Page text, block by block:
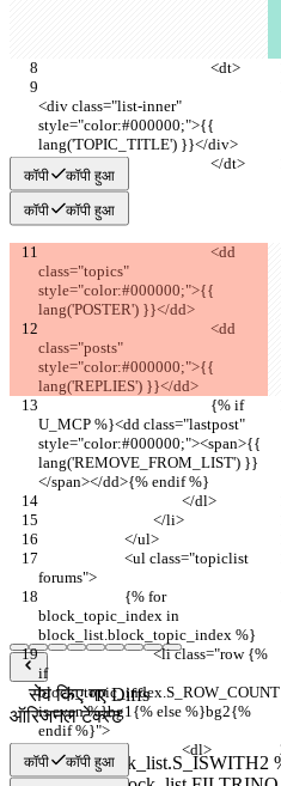
						<dt>
<div class="list-inner"
style="color:#000000;">{{
lang('TOPIC_TITLE') }}</div>
						</dt>
कॉपी कॉपी हुआ
कॉपी कॉपी हुआ
class="topics"
style="color:#000000;">{{
lang('POSTER') }}</dd>
class="posts"
style="color:#000000;">{{
lang('REPLIES') }}</dd>
U_MCP %}<dd class="lastpost"
style="color:#000000;"><span>{{
lang('REMOVE_FROM_LIST') }}
</span></dd>{% endif %}
					</dl>
				</li>
			</ul>
forums">
block_topic_index in
block_list.block_topic_index %}
				<li class="row {%
if
block_topic_index.S_ROW_COUNT
is even %}bg1{% else %}bg2{%
endif %}">
					<dl>
कॉपी कॉपी हुआ
सेव किए गए Diffs
ऑरिजनल टेक्स्ट